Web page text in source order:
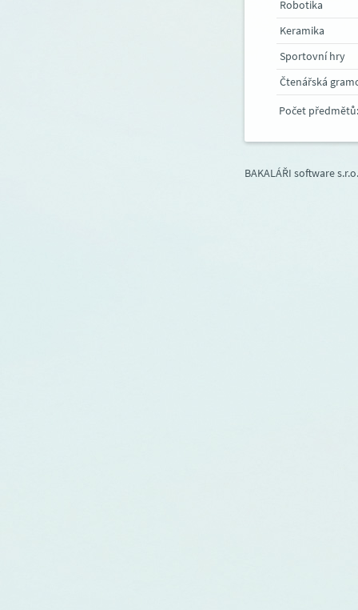
Robotika
Keramika
Sportovní hry
Čtenářská
Počet předmětů:
BAKALÁŘI software s.r.o.